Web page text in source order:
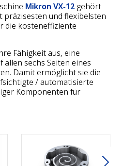
Mikron VX-12 gehört
präzisesten und flexibelsten
die kosteneffiziente
Fähigkeit aus, eine
sechs Seiten eines
Damit ermöglicht sie die
/ automatisierte
Komponenten für